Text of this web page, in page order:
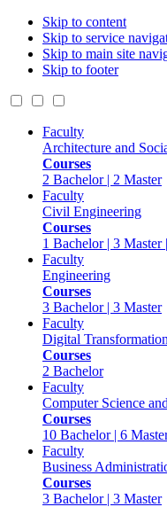
Skip to content
Skip to service
Skip to main site
Skip to footer
Faculty
Architecture and
Courses
2 Bachelor | 2 Master
Faculty
Civil Engineering
Courses
1 Bachelor | 3
Faculty
Engineering
Courses
3 Bachelor | 3 Master
Faculty
Digital Transformation
Courses
2 Bachelor
Faculty
Computer Science
Courses
10 Bachelor | 6
Faculty
Business
Courses
3 Bachelor | 3 Master